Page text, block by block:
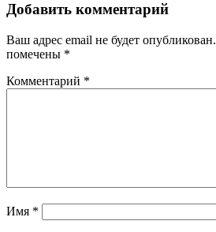
Добавить комментарий
Ваш адрес email не будет опубликован.
помечены *
Комментарий *
Имя *